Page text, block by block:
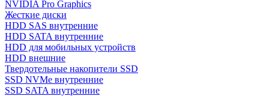
NVIDIA Pro Graphics
Жесткие диски
HDD SAS внутренние
HDD SATA внутренние
HDD для мобильных устройств
HDD внешние
Твердотельные накопители SSD
SSD NVMe внутренние
SSD SATA внутренние